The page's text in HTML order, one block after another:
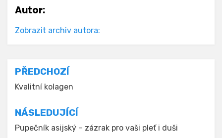
Autor:
Zobrazit archiv autora:
Navigace
pro
příspěvek
PŘEDCHOZÍ
Kvalitní kolagen
NÁSLEDUJÍCÍ
Pupečník asijský – zázrak pro vaši pleť i duši